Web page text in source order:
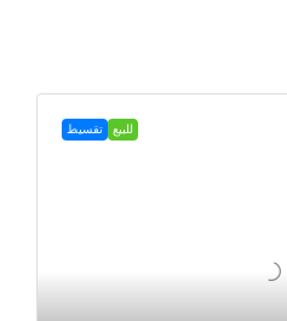
للبيع تقسيط